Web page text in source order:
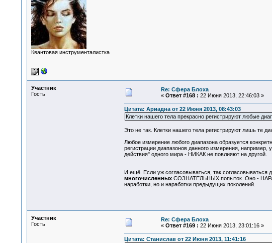
Квантовая инструменталистка
Участник
Гость
Re: Сфера Блоха
« Ответ #168 : 22 Июня 2013, 22:46:03 »
Цитата: Ариадна от 22 Июня 2013, 08:43:03
Клетки нашего тела прекрасно регистрируют любые
Это не так. Клетки нашего тела регистрируют лишь те
Любое измерение любого диапазона образуется
регистрации диапазонов данного измерения,
действия" одного мира - НИКАК не повлияют на другой.
И ещё. Если уж согласовываться, так согласовываться
многочисленныхСОЗНАТЕЛЬНЫХ попыток. Оно -
наработки, но и наработки предыдущих поколений.
Участник
Гость
Re: Сфера Блоха
« Ответ #169 : 22 Июня 2013, 23:01:16 »
Цитата: Станислав от 22 Июня 2013, 11:41:16